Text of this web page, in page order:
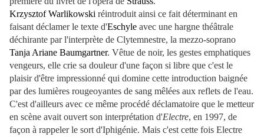
Krzysztof Warlikowski réintroduit ainsi ce fait déterminant en
faisant déclamer le texte d'Eschyle avec une hargne théâtrale
déchirante par l'interprète de Clytemnestre, la mezzo-soprano
Tanja Ariane Baumgartner. Vêtue de noir, les gestes emphatiques
vengeurs, elle crie sa douleur d'une façon si libre que c'est le
plaisir d'être impressionné qui domine cette introduction baignée
par des lumières rougeoyantes de sang mêlées aux reflets de l'eau.
C'est d'ailleurs avec ce même procédé déclamatoire que le metteur
en scène avait ouvert son interprétation d'Electre, en 1997, de
façon à rappeler le sort d'Iphigénie. Mais c'est cette fois Electre